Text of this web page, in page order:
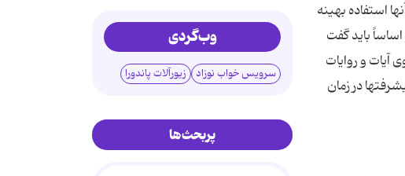
استفاده بهینه
باید گفت
آیات و روایات
جَمِیعاً )(1)و ما به بعضی از این پیشرفتها در زمان
وب‌گردی
سرویس خواب نوزاد زیورآلات پاندورا
پربحث‌ها